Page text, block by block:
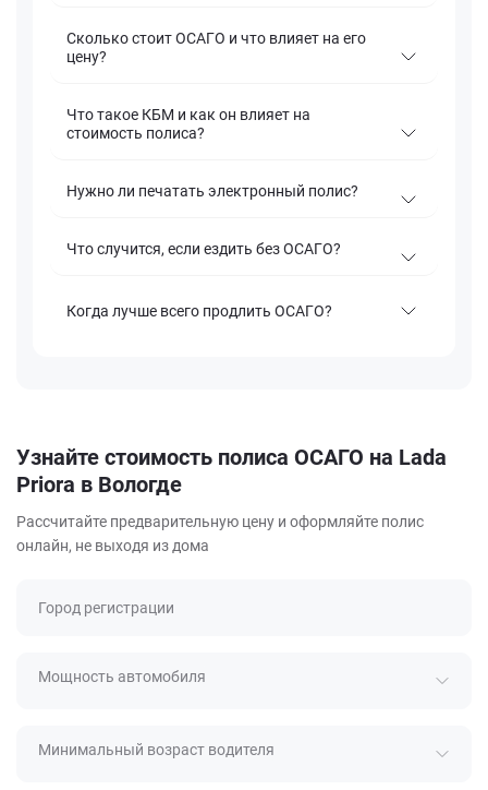
Сколько стоит ОСАГО и что влияет на его
цену?
Что такое КБМ и как он влияет на
стоимость полиса?
Нужно ли печатать электронный полис?
Что случится, если ездить без ОСАГО?
Когда лучше всего продлить ОСАГО?
Узнайте стоимость полиса ОСАГО на Lada
Priora в Вологде
Рассчитайте предварительную цену и оформляйте полис
онлайн, не выходя из дома
Город регистрации
Мощность автомобиля
Минимальный возраст водителя